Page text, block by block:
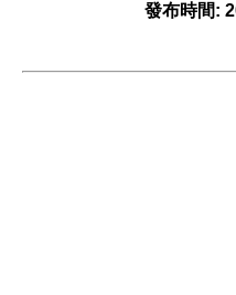
發布時間: